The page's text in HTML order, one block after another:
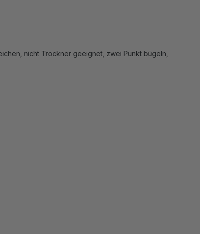
nicht Trockner geeignet, zwei Punkt bügeln,